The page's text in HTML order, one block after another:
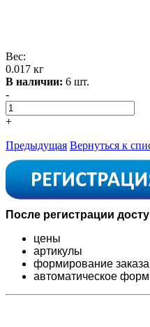
Вес:
0.017 кг
В наличии: 6 шт.
-
+
Предыдущая Вернуться к
После регистрации
цены
артикулы
формирование заказа
автоматическое